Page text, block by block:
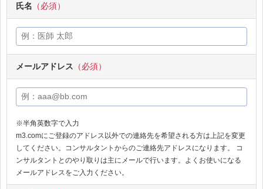
氏名 （必須）
メールアドレス （必須）
※半角英数字で入力
m3.comにご登録のアドレス以外での連絡先を希望される方は上記を変更
してください。コンサルタントからのご連絡先アドレスになります。 コ
ンサルタントとのやり取りは主にメールで行います。よくお使いになる
メールアドレスをご入力ください。